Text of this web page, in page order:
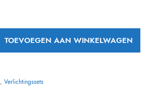
TOEVOEGEN AAN WINKELWAGEN
, Verlichtingssets